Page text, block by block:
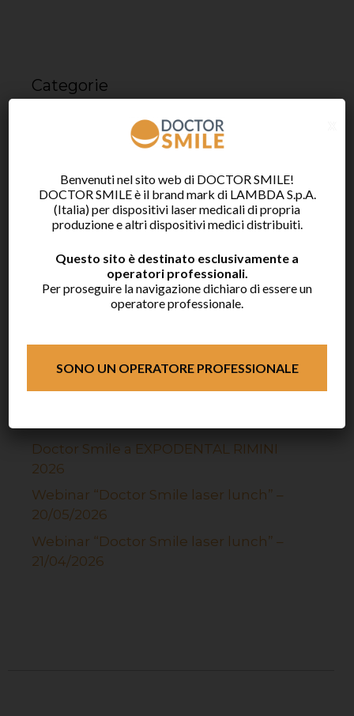
Categorie
Casi clinici
Eventi
Articoli recenti
07/07/2026
Doctor Smile a EXPODENTAL RIMINI
2026
Webinar “Doctor Smile laser lunch” –
20/05/2026
Webinar “Doctor Smile laser lunch” –
21/04/2026
Benvenuti nel sito web di DOCTOR SMILE!
DOCTOR SMILE è il brand mark di LAMBDA S.p.A.
(Italia) per dispositivi laser medicali di propria
produzione e altri dispositivi medici distribuiti.
Questo sito è destinato esclusivamente a
operatori professionali.
Per proseguire la navigazione dichiaro di essere un
operatore professionale.
SONO UN OPERATORE PROFESSIONALE